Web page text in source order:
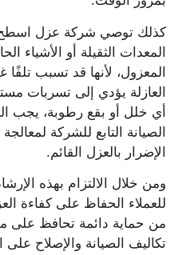
كذلك توصي شركة عزل
المعدات الثقيلة أو الأشياء
المعزول، لأنها قد تسبب
العازلة يؤدي إلى تسربات
أي خلل أو بقع رطوبة، يجب
الصيانة التابع للشركة
الإضرار بالعزل القائم.
ومن خلال الالتزام بهذه
للعملاء الحفاظ على كفاءة
من حماية دائمة تحافظ على
تكاليف الصيانة والإصلاح